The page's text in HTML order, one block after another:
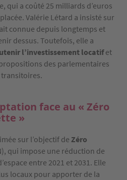
qui a coûté 25 milliards d’euros
Valérie Létard a insisté sur
connue depuis longtemps et
dessus. Toutefois, elle a
l’investissement locatifet
des parlementaires
face au « Zéro
»
sur l’objectif de Zéro
qui impose une réduction de
entre 2021 et 2031. Elle
locaux pour apporter de la